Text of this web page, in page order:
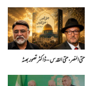
حتی النصر ، حتی القدس – ڈاکٹر تصور بھٹہ